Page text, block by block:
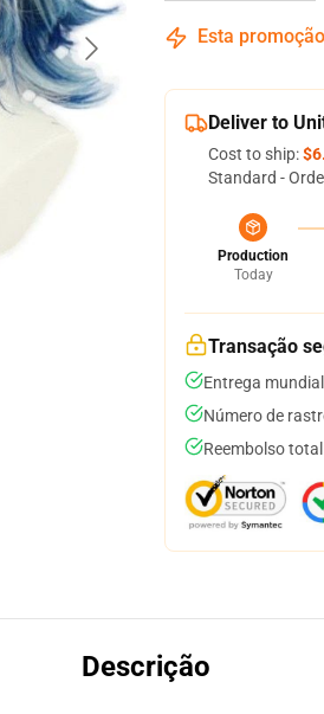
Esta
Deliver to
Cost to ship:
Standard -
Production
Today
Transação
Entrega
Número de
Reembolso
Descrição